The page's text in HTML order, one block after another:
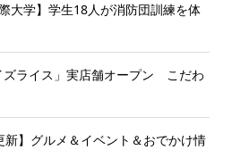
大学】学生18人が消防団訓練を体
ズライス」実店舗オープン こだわ
新】グルメ＆イベント＆おでかけ情